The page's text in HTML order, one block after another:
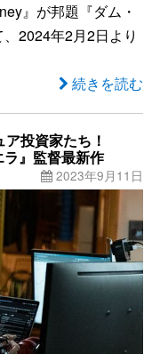
』が邦題『ダム・
2024年2月2日より
続きを読む
投資家たち！
』監督最新作
2023年9月11日